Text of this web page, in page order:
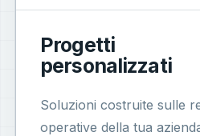
Progetti
personalizzati
Soluzioni costruite sulle
operative della tua